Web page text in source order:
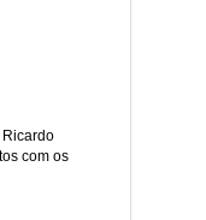
Ricardo
com os